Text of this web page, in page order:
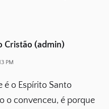
Cristão (admin)
PM
é o Espírito Santo
o convenceu, é porque